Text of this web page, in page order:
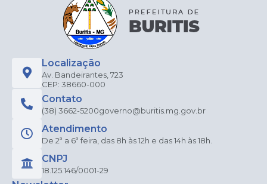
Localização
Av. Bandeirantes, 723
CEP: 38660-000
Contato
(38) 3662-5200governo@buritis.mg.gov.br
Atendimento
De 2ª a 6ª feira, das 8h às 12h e das 14h às 18h.
CNPJ
18.125.146/0001-29